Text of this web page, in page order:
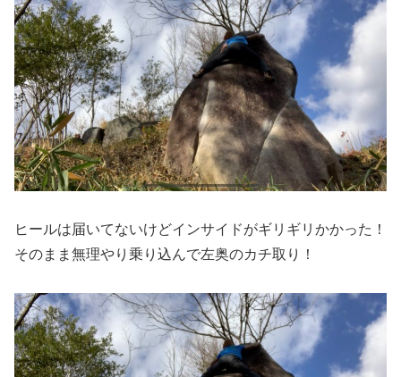
ヒールは届いてないけどインサイドがギリギリかかった！
そのまま無理やり乗り込んで左奥のカチ取り！